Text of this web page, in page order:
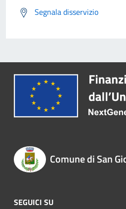
Segnala disservizio
Comune di San
SEGUICI SU